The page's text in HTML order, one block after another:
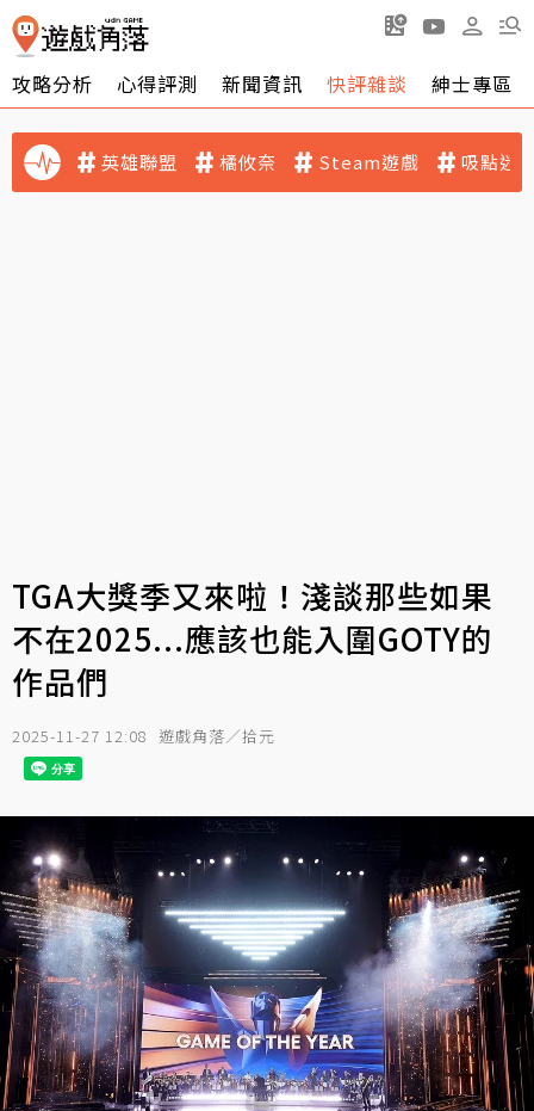
攻略分析 心得評測 新聞資訊 快評雜談 紳士專區
英雄聯盟 橘攸奈 Steam遊戲 吸點迷
TGA大獎季又來啦！淺談那些如果
不在2025...應該也能入圍GOTY的
作品們
2025-11-27 12:08 遊戲角落／拾元